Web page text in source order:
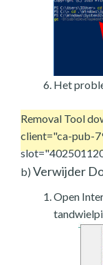
Het
Removal Tool
client="ca-pub-
b) Verwijder
Open